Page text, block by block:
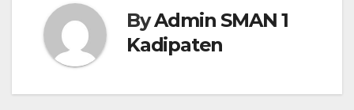
ByAdmin SMAN 1
Kadipaten